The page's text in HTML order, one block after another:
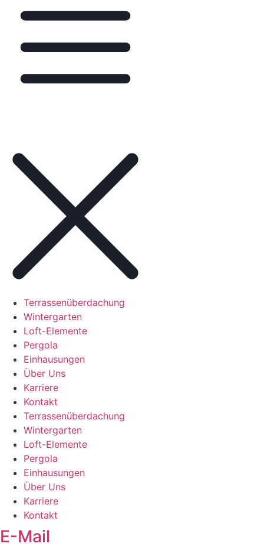
Terrassenüberdachung
Wintergarten
Loft-Elemente
Pergola
Einhausungen
Über Uns
Karriere
Kontakt
Terrassenüberdachung
Wintergarten
Loft-Elemente
Pergola
Einhausungen
Über Uns
Karriere
Kontakt
E-Mail